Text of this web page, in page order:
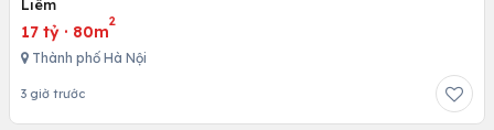
Liêm
17 tỷ · 80m
2
Thành phố Hà Nội
3 giờ trước